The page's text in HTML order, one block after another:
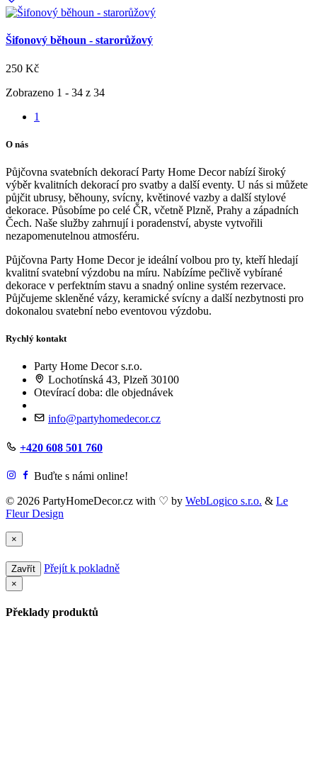
Šifonový běhoun - starorůžový
250 Kč
Zobrazeno 1 - 34 z 34
1
O nás
Půjčovna svatebních dekorací Party Home Decor nabízí široký
výběr kvalitních dekorací pro svatby a další eventy. U nás si můžete
půjčit ubrusy, běhouny, svícny, květinové vazby a další stylové
dekorace. Působíme po celé ČR, včetně Plzně, Prahy a západních
Čech. Naše služby zahrnují i poradenství, abyste vytvořili
nezapomenutelnou atmosféru.
Půjčovna Party Home Decor je ideální volbou pro ty, kteří hledají
kvalitní svatební výzdobu na míru. Nabízíme pečlivě vybírané
dekorace v perfektním stavu a snadný online systém rezervace.
Půjčujeme skleněné vázy, keramické svícny a další nezbytnosti pro
dokonalou svatební nebo eventovou výzdobu.
Rychlý kontakt
Party Home Decor s.r.o.
Lochotínská 43, Plzeň 30100
Otevírací doba: dle objednávek
info@partyhomedecor.cz
+420 608 501 760
Buďte s námi online!
© 2026 PartyHomeDecor.cz with ♡ by WebLogico s.r.o. & Le
Fleur Design
×
Zavřít Přejít k pokladně
×
Překlady produktů